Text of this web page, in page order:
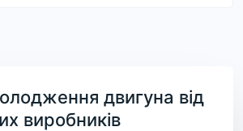
двигуна від
виробників